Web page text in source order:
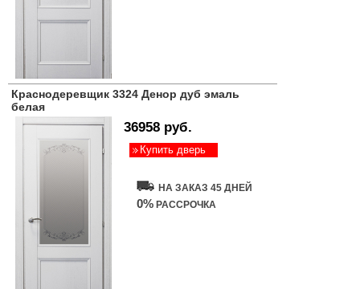
Краснодеревщик 3324 Денор дуб эмаль
белая
36958 руб.
Купить дверь
НА ЗАКАЗ 45 ДНЕЙ
0% РАССРОЧКА